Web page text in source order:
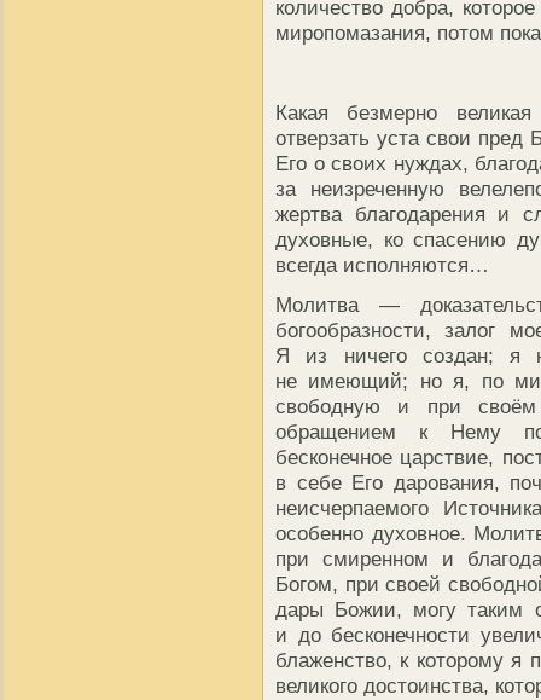
количество добра,
миропомазания, потом
Какая безмерно
отверзать уста свои пред
Его о своих нуждах,
за неизреченную
жертва благодарения и
духовные, ко спасению
всегда исполняются…
Молитва —
богообразности, залог
Я из ничего создан; я
не имеющий; но я, по
свободную и при
обращением к Нему
бесконечное царствие,
в себе Его дарования,
неисчерпаемого
особенно духовное.
при смиренном и
Богом, при своей
дары Божии, могу таким
и до бесконечности
блаженство, к которому я
великого достоинства,